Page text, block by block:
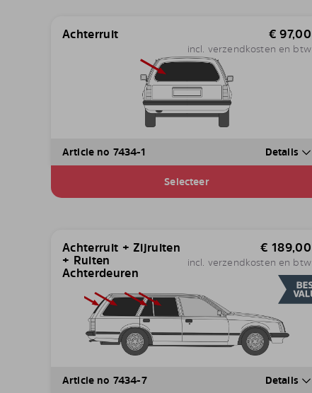
Achterruit € 97,00
incl. verzendkosten en btw
Article no 7434-1 Details
Selecteer
Achterruit + Zijruiten
+ Ruiten
Achterdeuren
€ 189,00
incl. verzendkosten en btw
Article no 7434-7 Details